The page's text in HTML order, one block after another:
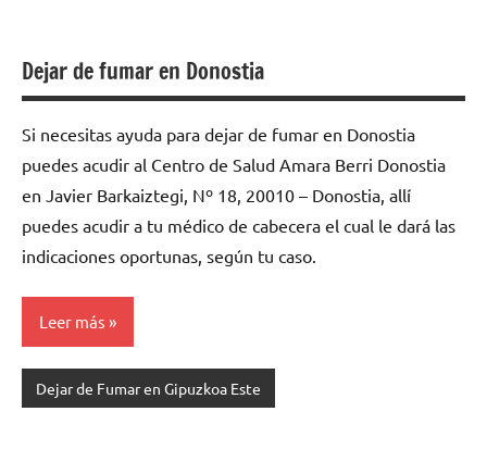
Dejar de fumar en Donostia
Si necesitas ayuda para dejar de fumar en Donostia
puedes acudir al Centro de Salud Amara Berri Donostia
en Javier Barkaiztegi, Nº 18, 20010 – Donostia, allí
puedes acudir a tu médico de cabecera el cual le dará las
indicaciones oportunas, según tu caso.
Leer más
Dejar de Fumar en Gipuzkoa Este